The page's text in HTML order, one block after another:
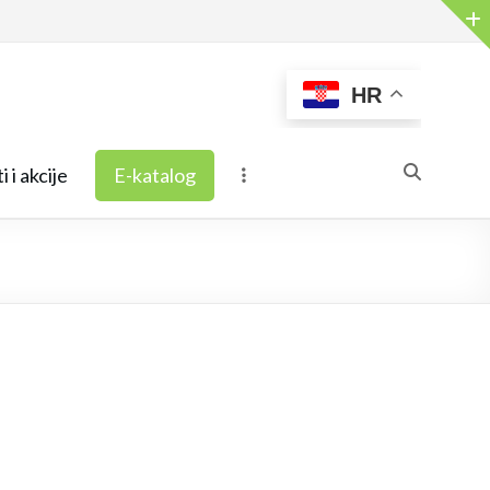
HR
i akcije E-katalog